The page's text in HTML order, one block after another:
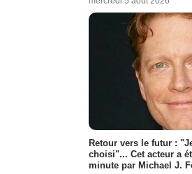
Retour vers le futur :
choisi"... Cet acteur a
minute par Michael J.